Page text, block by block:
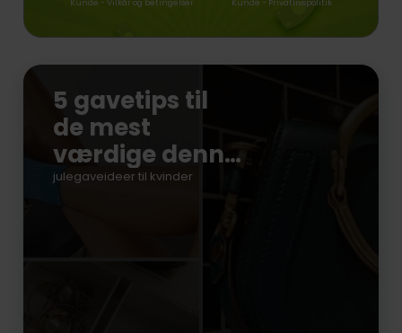
Kunde - Vilkår og betingelser Kunde - Privatlivspolitik
5 gavetips til
de mest
værdige denne
jul
julegaveideer til kvinder